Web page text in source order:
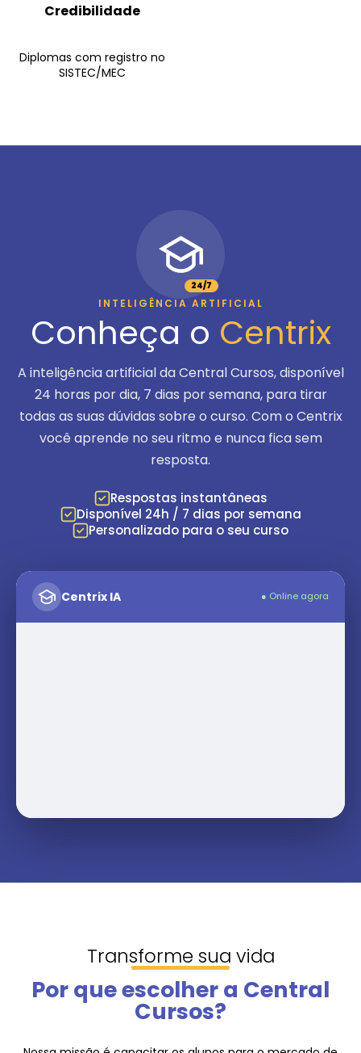
Credibilidade
Diplomas com registro no
SISTEC/MEC
24/7
INTELIGÊNCIA ARTIFICIAL
Conheça o Centrix
A inteligência artificial da Central Cursos, disponível
24 horas por dia, 7 dias por semana, para tirar
todas as suas dúvidas sobre o curso. Com o Centrix
você aprende no seu ritmo e nunca fica sem
resposta.
Respostas instantâneas
Disponível 24h / 7 dias por semana
Personalizado para o seu curso
Centrix IA ● Online agora
Transforme sua vida
Por que escolher a Central
Cursos?